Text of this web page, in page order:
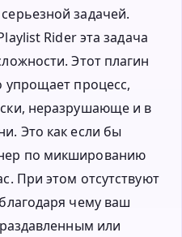
задачей.
Rider эта задача
Этот плагин
упрощает процесс,
неразрушающе и в
Это как если бы
по микшированию
При этом отсутствуют
чему ваш
или